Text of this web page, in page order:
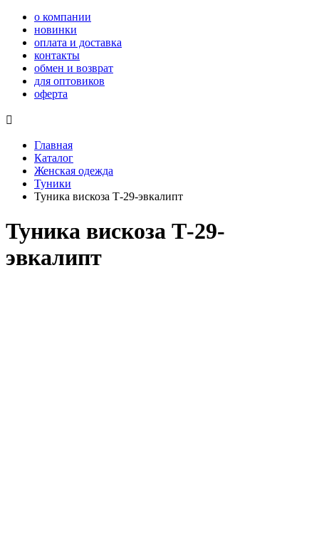
о компании
новинки
оплата и доставка
контакты
обмен и возврат
для оптовиков
оферта

Главная
Каталог
Женская одежда
Туники
Туника вискоза Т-29-эвкалипт
Туника вискоза Т-29-
эвкалипт